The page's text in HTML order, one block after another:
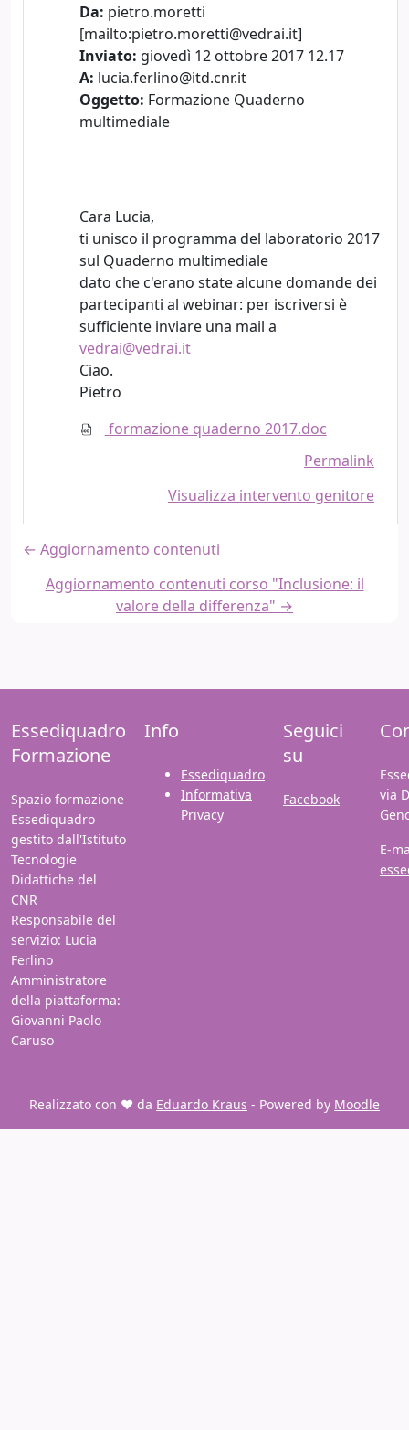
Da: pietro.moretti
[mailto:pietro.moretti@vedrai.it]
Inviato: giovedì 12 ottobre 2017 12.17
A: lucia.ferlino@itd.cnr.it
Oggetto: Formazione Quaderno
multimediale
Cara Lucia,
ti unisco il programma del laboratorio 2017
sul Quaderno multimediale
dato che c'erano state alcune domande dei
partecipanti al webinar: per iscriversi è
sufficiente inviare una mail a
vedrai@vedrai.it
Ciao.
Pietro
formazione quaderno 2017.doc
Permalink
Visualizza intervento genitore
← Aggiornamento contenuti
Aggiornamento contenuti corso "Inclusione: il
valore della differenza" →
Essediquadro
Formazione
Spazio formazione
Essediquadro
gestito dall'Istituto
Tecnologie
Didattiche del
CNR
Responsabile del
servizio: Lucia
Ferlino
Amministratore
della piattaforma:
Giovanni Paolo
Caruso
Info
Essediquadro
Informativa
Privacy
Seguici
su
Facebook
via
E-
Realizzato con ❤️ da Eduardo Kraus - Powered by Moodle